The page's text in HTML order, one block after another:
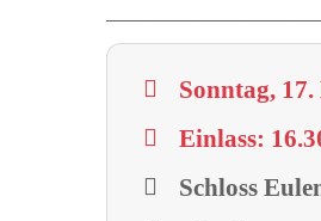
Sonntag,
Einlass:
Schloss